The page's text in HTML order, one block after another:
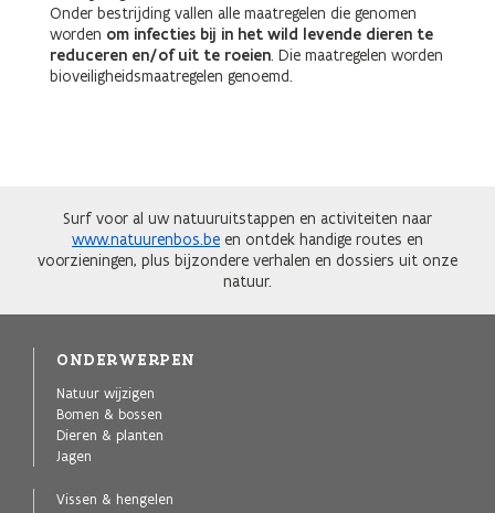
Onder bestrijding vallen alle maatregelen die genomen
worden om infecties bij in het wild levende dieren te
reduceren en/of uit te roeien. Die maatregelen worden
bioveiligheidsmaatregelen genoemd.
Surf voor al uw natuuruitstappen en activiteiten naar
www.natuurenbos.be en ontdek handige routes en
voorzieningen, plus bijzondere verhalen en dossiers uit onze
natuur.
ONDERWERPEN
Natuur wijzigen
Bomen & bossen
Dieren & planten
Jagen
Vissen & hengelen